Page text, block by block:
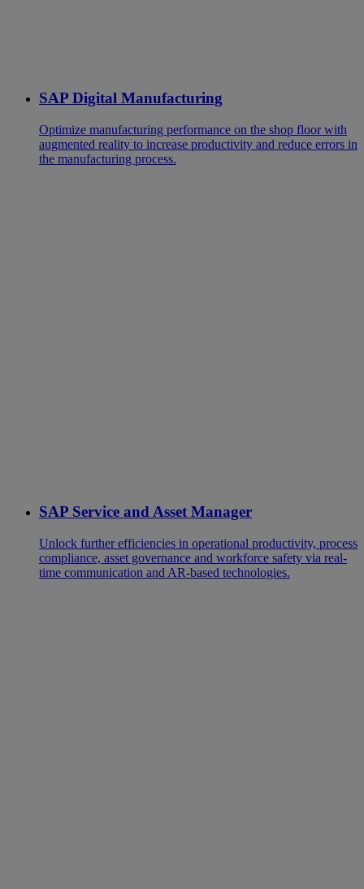
SAP Digital Manufacturing
Optimize manufacturing performance on the shop floor with
augmented reality to increase productivity and reduce errors in
the manufacturing process.
SAP Service and Asset Manager
Unlock further efficiencies in operational productivity, process
compliance, asset governance and workforce safety via real-
time communication and AR-based technologies.